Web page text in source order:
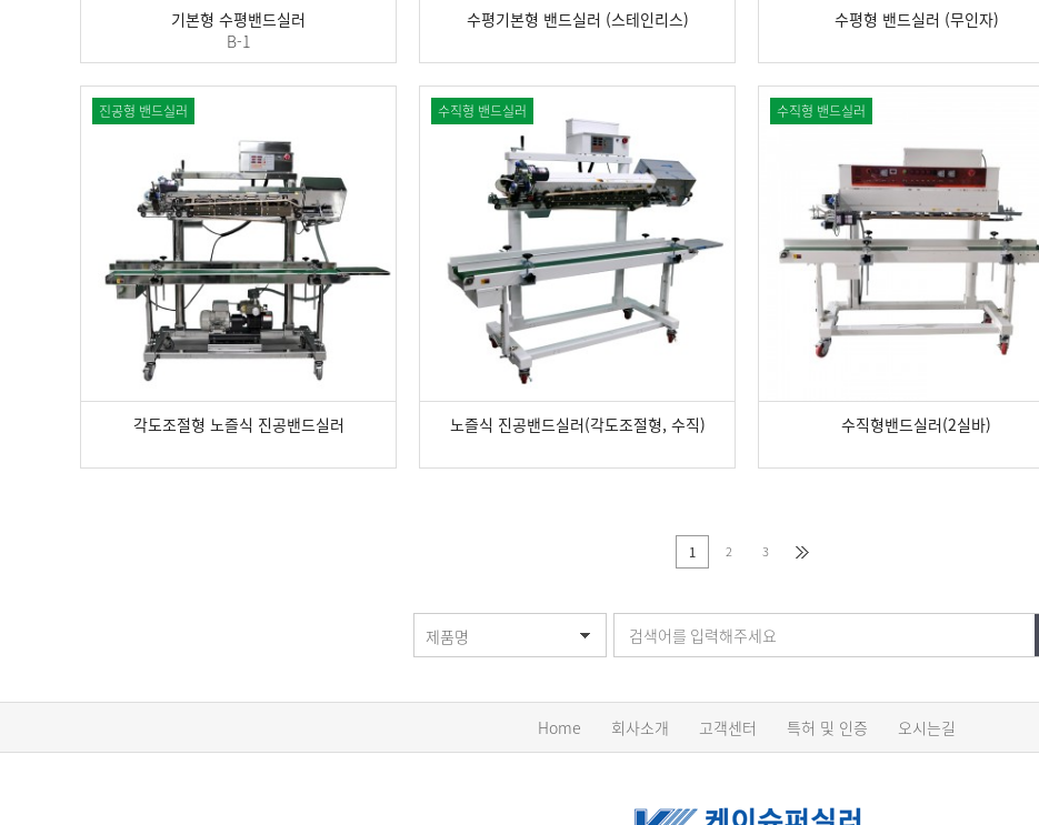
기본형 수평밴드실러
B-1
수평기본형 밴드실러 (스테인리스) 수평형 밴드실러 (무인자)
각도조절형 노즐식 진공밴드실러
진공형 밴드실러
노즐식 진공밴드실러(각도조절형, 수직)
수직형 밴드실러
수직형밴드실러(2실바)
수직형 밴드실러
1 2 3
제품명
Home 회사소개 고객센터 특허 및 인증 오시는길